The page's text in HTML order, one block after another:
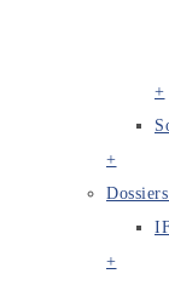
+
+
+